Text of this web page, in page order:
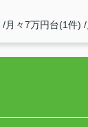
月々7万円台(1件)